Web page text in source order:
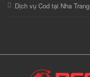
Dịch vụ Cod tại Nha Trang